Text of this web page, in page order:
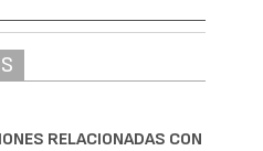
RELACIONADAS CON